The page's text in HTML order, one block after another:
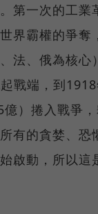
第一次的工業
界霸權的爭
法、俄為核
戰端，到
）捲入戰爭
有的貪婪、恐
啟動，所以這